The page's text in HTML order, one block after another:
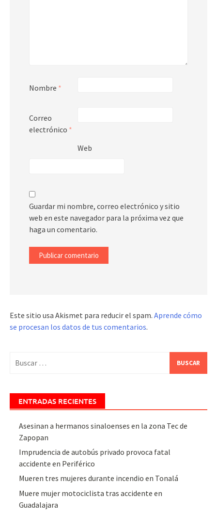
Nombre *
Correo
electrónico *
Web
Guardar mi nombre, correo electrónico y sitio
web en este navegador para la próxima vez que
haga un comentario.
Este sitio usa Akismet para reducir el spam. Aprende cómo
se procesan los datos de tus comentarios.
ENTRADAS RECIENTES
Asesinan a hermanos sinaloenses en la zona Tec de
Zapopan
Imprudencia de autobús privado provoca fatal
accidente en Periférico
Mueren tres mujeres durante incendio en Tonalá
Muere mujer motociclista tras accidente en
Guadalajara